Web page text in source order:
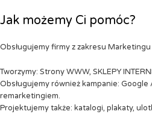
Jak możemy Ci pomóc?
Obsługujemy firmy z zakresu
Tworzymy: Strony WWW, SKLEPY
Obsługujemy również kampanie: Google
remarketingiem.
Projektujemy także: katalogi, plakaty,